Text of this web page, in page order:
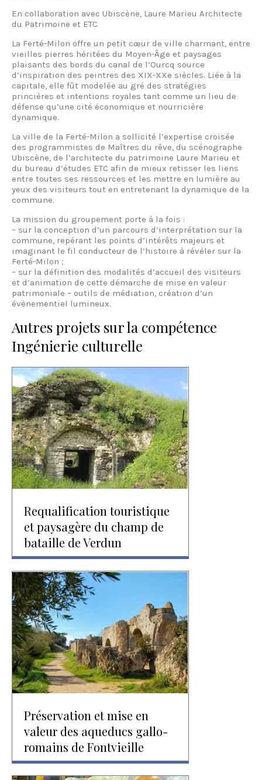
En collaboration avec Ubiscène, Laure Marieu Architecte
du Patrimoine et ETC
La Ferté-Milon offre un petit cœur de ville charmant, entre
vieilles pierres héritées du Moyen-Âge et paysages
plaisants des bords du canal de l’Ourcq source
d’inspiration des peintres des XIX-XXe siècles. Liée à la
capitale, elle fût modelée au gré des stratégies
princières et intentions royales tant comme un lieu de
défense qu’une cité économique et nourricière
dynamique.
La ville de la Ferté-Milon a sollicité l’expertise croisée
des programmistes de Maîtres du rêve, du scénographe
Ubiscène, de l’architecte du patrimoine Laure Marieu et
du bureau d’études ETC afin de mieux retisser les liens
entre toutes ses ressources et les mettre en lumière au
yeux des visiteurs tout en entretenant la dynamique de la
commune.
La mission du groupement porte à la fois :
– sur la conception d’un parcours d’interprétation sur la
commune, repérant les points d’intérêts majeurs et
imaginant le fil conducteur de l’histoire à révéler sur la
Ferté-Milon ;
– sur la définition des modalités d’accueil des visiteurs
et d’animation de cette démarche de mise en valeur
patrimoniale – outils de médiation, création d’un
évènementiel lumineux.
Autres projets sur la compétence
Ingénierie culturelle
Requalification touristique
et paysagère du champ de
bataille de Verdun
Préservation et mise en
valeur des aqueducs gallo-
romains de Fontvieille